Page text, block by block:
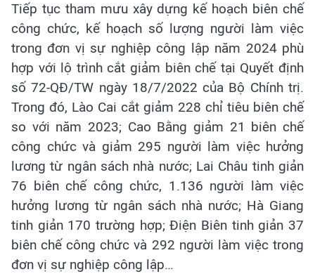
Tiếp tục tham mưu xây dựng kế hoạch biên chế
công chức, kế hoạch số lượng người làm việc
trong đơn vị sự nghiệp công lập năm 2024 phù
hợp với lộ trình cắt giảm biên chế tại Quyết định
số 72-QĐ/TW ngày 18/7/2022 của Bộ Chính trị.
Trong đó, Lào Cai cắt giảm 228 chỉ tiêu biên chế
so với năm 2023; Cao Bằng giảm 21 biên chế
công chức và giảm 295 người làm việc hưởng
lương từ ngân sách nhà nước; Lai Châu tinh giản
76 biên chế công chức, 1.136 người làm việc
hưởng lương từ ngân sách nhà nước; Hà Giang
tinh giản 170 trường hợp; Điện Biên tinh giản 37
biên chế công chức và 292 người làm việc trong
đơn vị sự nghiệp công lập…